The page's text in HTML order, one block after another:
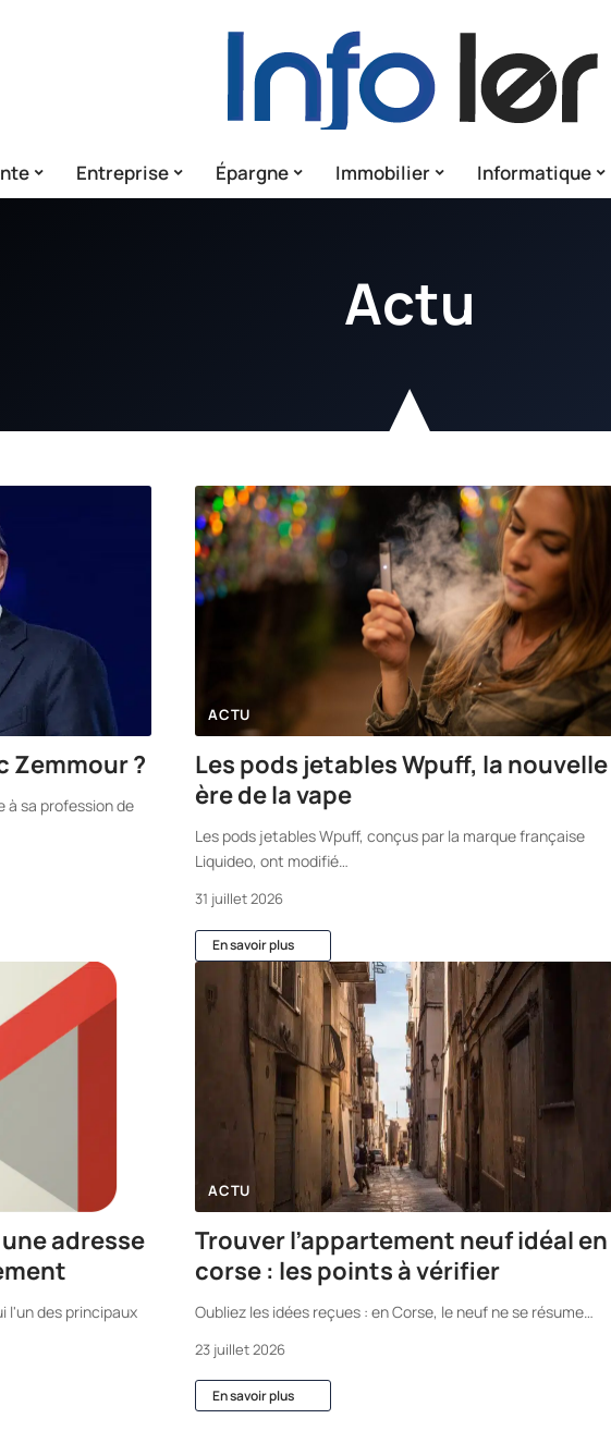
Entreprise Épargne Immobilier Informatique
Actu
Zemmour ?
à sa profession de
ACTU
Les pods jetables Wpuff, la nouvelle
ère de la vape
Les pods jetables Wpuff, conçus par la marque française
Liquideo, ont modifié…
31 juillet 2026
En savoir plus
adresse
l'un des principaux
ACTU
Trouver l’appartement neuf idéal en
corse : les points à vérifier
Oubliez les idées reçues : en Corse, le neuf ne se résume…
23 juillet 2026
En savoir plus